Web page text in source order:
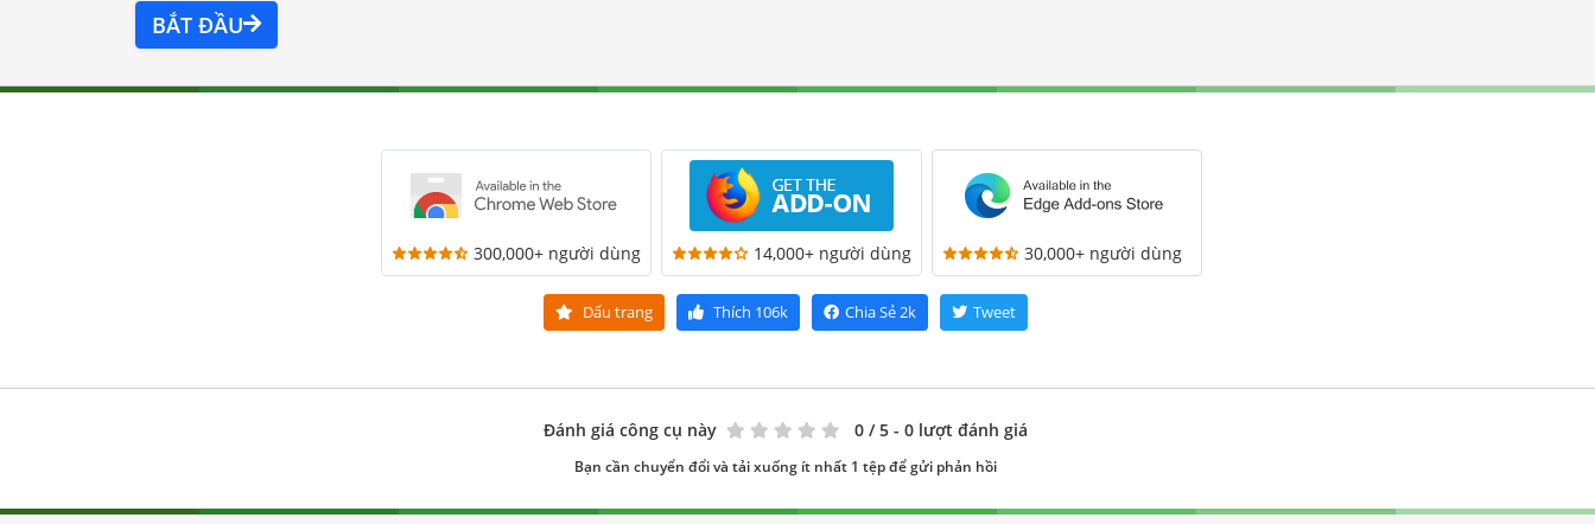
BẮT ĐẦU
300,000+ người dùng 14,000+ người dùng 30,000+ người dùng
Dấu trang Thích 106k Chia Sẻ2k Tweet
Đánh giá công cụ này 0 / 5 - 0 lượt đánh giá
Bạn cần chuyển đổi và tải xuống ít nhất 1 tệp để gửi phản hồi